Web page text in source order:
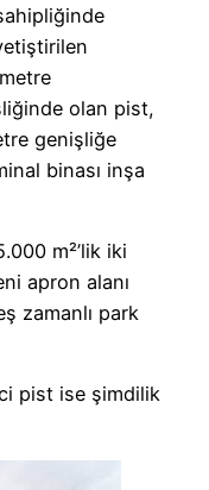
olan pist,
genişliğe
binası inşa
m²’lik iki
apron alanı
zamanlı park
pist ise şimdilik